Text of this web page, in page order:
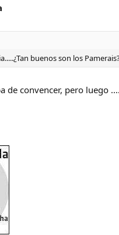
buenos son los
de convencer, pero luego